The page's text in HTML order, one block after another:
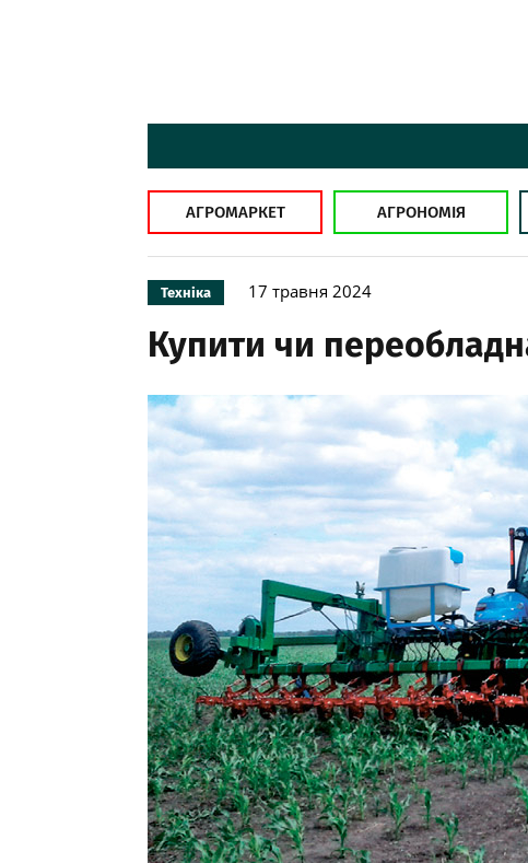
АГРОМАРКЕТ АГРОНОМІЯ
Техніка 17 травня 2024
Купити чи